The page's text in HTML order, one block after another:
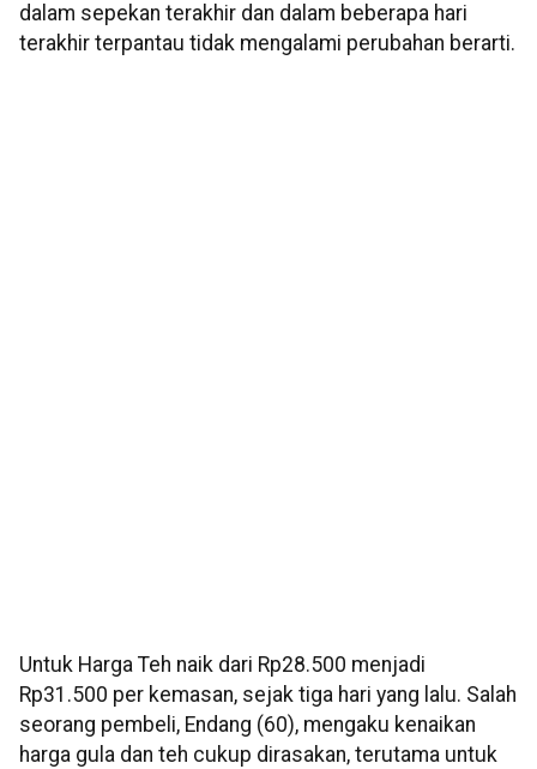
dalam sepekan terakhir dan dalam beberapa hari
terakhir terpantau tidak mengalami perubahan berarti.
Untuk Harga Teh naik dari Rp28.500 menjadi
Rp31.500 per kemasan, sejak tiga hari yang lalu. Salah
seorang pembeli, Endang (60), mengaku kenaikan
harga gula dan teh cukup dirasakan, terutama untuk